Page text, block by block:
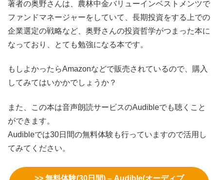
著者の奥野さんは、農林中金バリューインベストメンツで
ファンドマネージャーをしていて、長期投資をする上での
企業選定の戦略など、奥野さんの投資哲学がつまった本に
なっており、とても勉強になる本です。
もしよかったらAmazonなどで販売されているので、購入
してみてはいかかでしょうか？
また、この本は音声朗読サービスのAudibleでも聴くこと
ができます。
Audibleでは30日間の無料体験も行っていますので活用し
てみてください。
>> 無料体験(30日間) – Audible(オーディブ